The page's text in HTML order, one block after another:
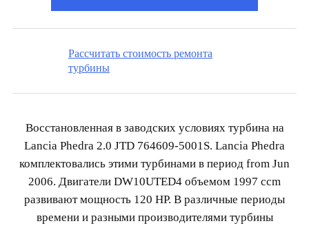
Рассчитать стоимость ремонта
турбины
Восстановленная в заводских условиях турбина на
Lancia Phedra 2.0 JTD 764609-5001S. Lancia Phedra
комплектовались этими турбинами в период from Jun
2006. Двигатели DW10UTED4 объемом 1997 ccm
развивают мощность 120 HP. В различные периоды
времени и разными производителями турбины